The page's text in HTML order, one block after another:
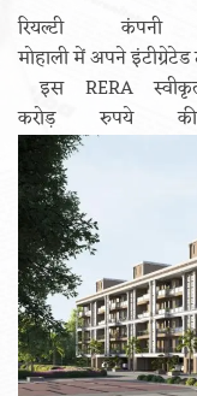
रियल्टी
मोहाली में अपने
इस RERA
करोड़ रुपये